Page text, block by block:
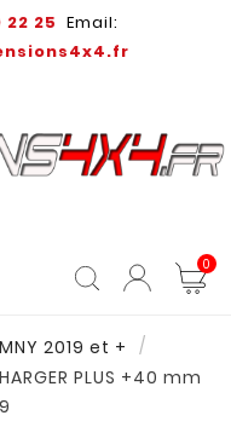
22 25 Email:
0
2019 et +
PLUS +40 mm